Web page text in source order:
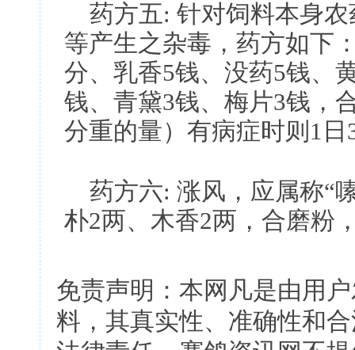
药方五: 针对饲料本身农
等产生之杂毒，药方如下
分、乳香5钱、没药5钱、
钱、青黛3钱、梅片3钱，
分重的量）有病症时则1日
药方六: 涨风，应属称“
朴2两、木香2两，合磨粉
免责声明：本网凡是由用
料，其真实性、准确性和